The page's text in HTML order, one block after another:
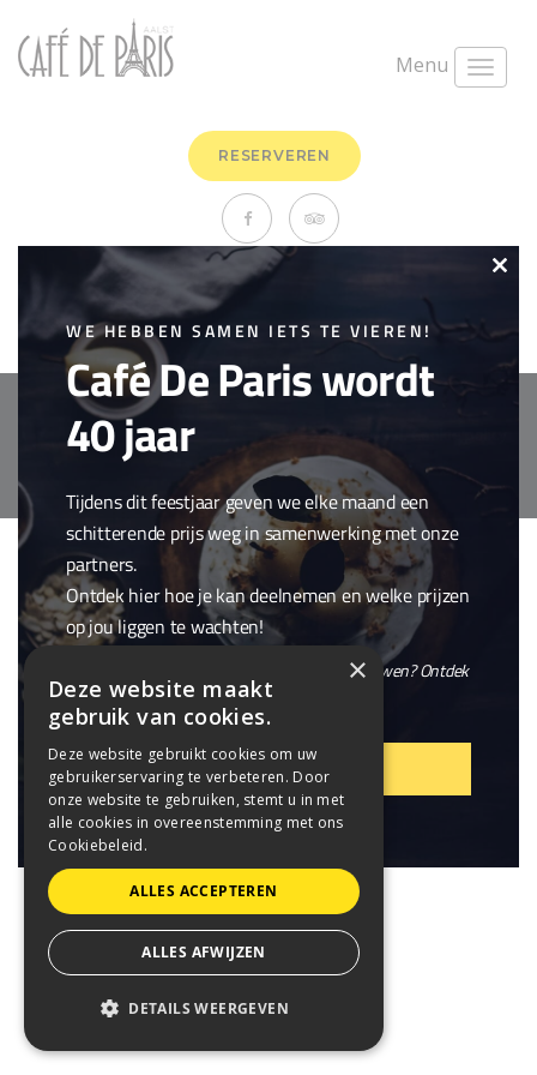
Menu
RESERVEREN
Chimay Tripel
maart 26th, 2018
0 Comments
Bieren,Drank
Copyright © 2018 Cafe de Paris. All Rights Reserved.
webdesign byconversal
WE HEBBEN SAMEN IETS TE VIEREN!
Café De Paris wordt
40 jaar
Tijdens dit feestjaar geven we elke maand een
schitterende prijs weg in samenwerking met onze
partners.
Ontdek hier hoe je kan deelnemen en welke prijzen
op jou liggen te wachten!
En wil je niet alleen winnen, maar ook meebouwen? Ontdek
onze openstaandevacatures.
VIER MEE!
×
Deze website maakt
gebruik van cookies.
Deze website gebruikt cookies om uw
gebruikerservaring te verbeteren. Door
onze website te gebruiken, stemt u in met
alle cookies in overeenstemming met ons
Cookiebeleid.
ALLES ACCEPTEREN
ALLES AFWIJZEN
DETAILS WEERGEVEN
STRIKT NOODZAKELIJK